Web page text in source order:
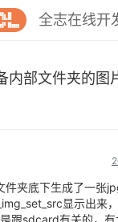
全志在线开
内部文件夹的图
件夹底下生成了一张
显示出来
跟sdcard有关的，